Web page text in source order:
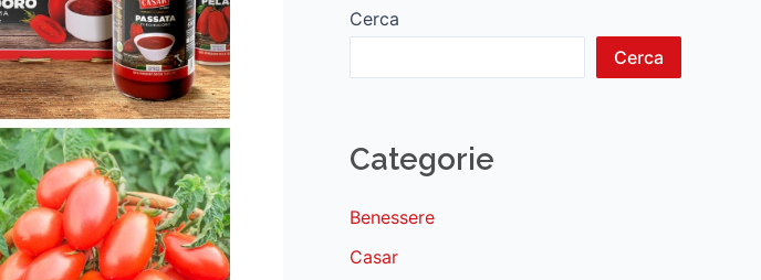
Cerca
Cerca
Categorie
Benessere
Casar